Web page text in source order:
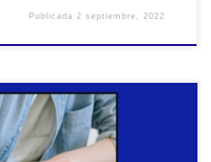
Publicada 2 septiembre, 2022
hasta el Hi-Fi y la bi-